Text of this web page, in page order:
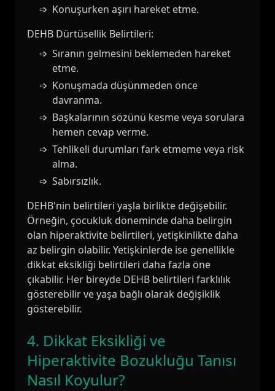
Konuşurken aşırı hareket etme.
DEHB Dürtüsellik Belirtileri:
Sıranın gelmesini beklemeden hareket
etme.
Konuşmada düşünmeden önce
davranma.
Başkalarının sözünü kesme veya sorulara
hemen cevap verme.
Tehlikeli durumları fark etmeme veya risk
alma.
Sabırsızlık.
DEHB'nin belirtileri yaşla birlikte değişebilir.
Örneğin, çocukluk döneminde daha belirgin
olan hiperaktivite belirtileri, yetişkinlikte daha
az belirgin olabilir. Yetişkinlerde ise genellikle
dikkat eksikliği belirtileri daha fazla öne
çıkabilir. Her bireyde DEHB belirtileri farklılık
gösterebilir ve yaşa bağlı olarak değişiklik
gösterebilir.
4. Dikkat Eksikliği ve
Hiperaktivite Bozukluğu Tanısı
Nasıl Koyulur?